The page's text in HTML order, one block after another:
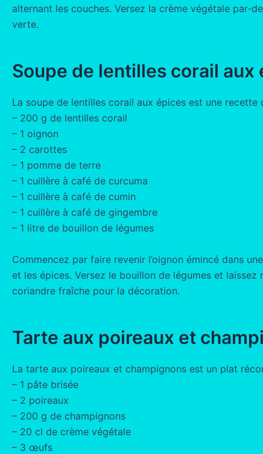
alternant les couches. Versez la crème végétale par-
verte.
Soupe de lentilles corail aux
La soupe de lentilles corail aux épices est une
– 200 g de lentilles corail
– 1 oignon
– 2 carottes
– 1 pomme de terre
– 1 cuillère à café de curcuma
– 1 cuillère à café de cumin
– 1 cuillère à café de gingembre
– 1 litre de bouillon de légumes
Commencez par faire revenir l’oignon émincé dans
et les épices. Versez le bouillon de légumes et
coriandre fraîche pour la décoration.
Tarte aux poireaux et
La tarte aux poireaux et champignons est un plat
– 1 pâte brisée
– 2 poireaux
– 200 g de champignons
– 20 cl de crème végétale
– 3 œufs